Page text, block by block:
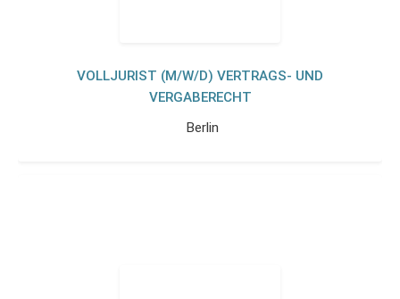
VOLLJURIST (M/W/D) VERTRAGS- UND
VERGABERECHT
Berlin